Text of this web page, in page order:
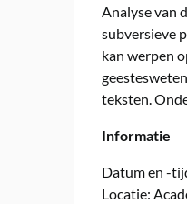
Analyse van
subversieve
kan werpen
teksten.
Informatie
Datum en -
Locatie: